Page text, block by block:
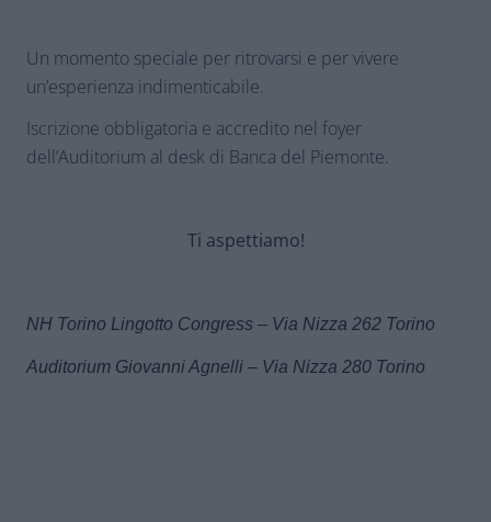
Un momento speciale per ritrovarsi e per vivere
un’esperienza indimenticabile.
Iscrizione obbligatoria e accredito nel foyer
dell’Auditorium al desk di Banca del Piemonte.
Ti aspettiamo!
NH Torino Lingotto Congress – Via Nizza 262 Torino
Auditorium Giovanni Agnelli – Via Nizza 280 Torino